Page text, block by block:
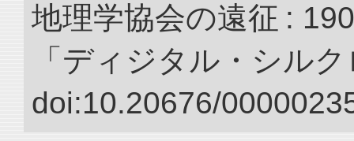
地理学協会の遠征 :
「ディジタル・シル
doi:10.20676/